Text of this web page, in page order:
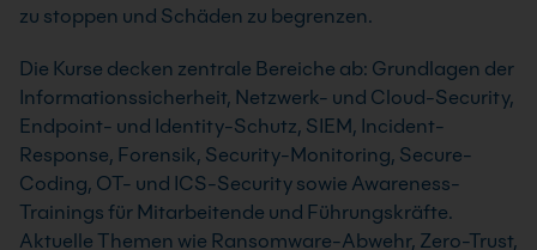
zu stoppen und Schäden zu begrenzen.
Die Kurse decken zentrale Bereiche ab: Grundlagen der
Informationssicherheit, Netzwerk- und Cloud-Security,
Endpoint- und Identity-Schutz, SIEM, Incident-
Response, Forensik, Security-Monitoring, Secure-
Coding, OT- und ICS-Security sowie Awareness-
Trainings für Mitarbeitende und Führungskräfte.
Aktuelle Themen wie Ransomware-Abwehr, Zero-Trust,